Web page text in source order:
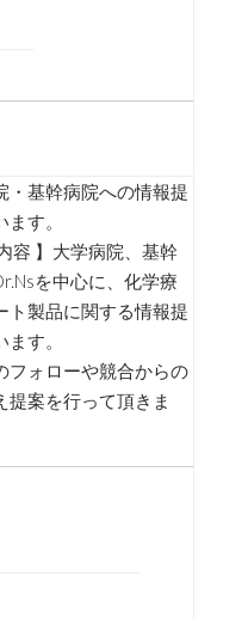
・基幹病院への情報提
す。
容 】大学病院、基幹
を中心に、化学療
ト製品に関する情報提
す。
フォローや競合からの
提案を行って頂きま